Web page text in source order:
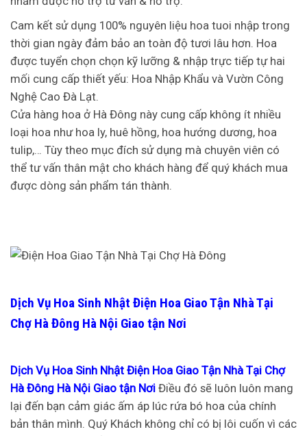
Cam kết sử dụng 100% nguyên liệu hoa tuoi nhập trong
thời gian ngày đảm bảo an toàn độ tươi lâu hơn. Hoa
được tuyển chọn chọn kỹ lưỡng & nhập trực tiếp tự hai
mối cung cấp thiết yếu: Hoa Nhập Khẩu và Vườn Công
Nghệ Cao Đà Lạt.
Cửa hàng hoa ở Hà Đông này cung cấp không ít nhiều
loại hoa như hoa ly, huê hồng, hoa hướng dương, hoa
tulip,… Tùy theo mục đích sử dụng mà chuyên viên có
thể tư vấn thân mật cho khách hàng để quý khách mua
được dòng sản phẩm tán thành.
Dịch Vụ Hoa Sinh Nhật Điện Hoa Giao Tận Nhà Tại
Chợ Hà Đông Hà Nội Giao tận Nơi
Dịch Vụ Hoa Sinh Nhật Điện Hoa Giao Tận Nhà Tại Chợ
Hà Đông Hà Nội Giao tận Nơi Điều đó sẽ luôn luôn mang
lại đến bạn cảm giác ấm áp lúc rứa bó hoa của chính
bản thân mình. Quý Khách không chỉ có bị lôi cuốn vì các